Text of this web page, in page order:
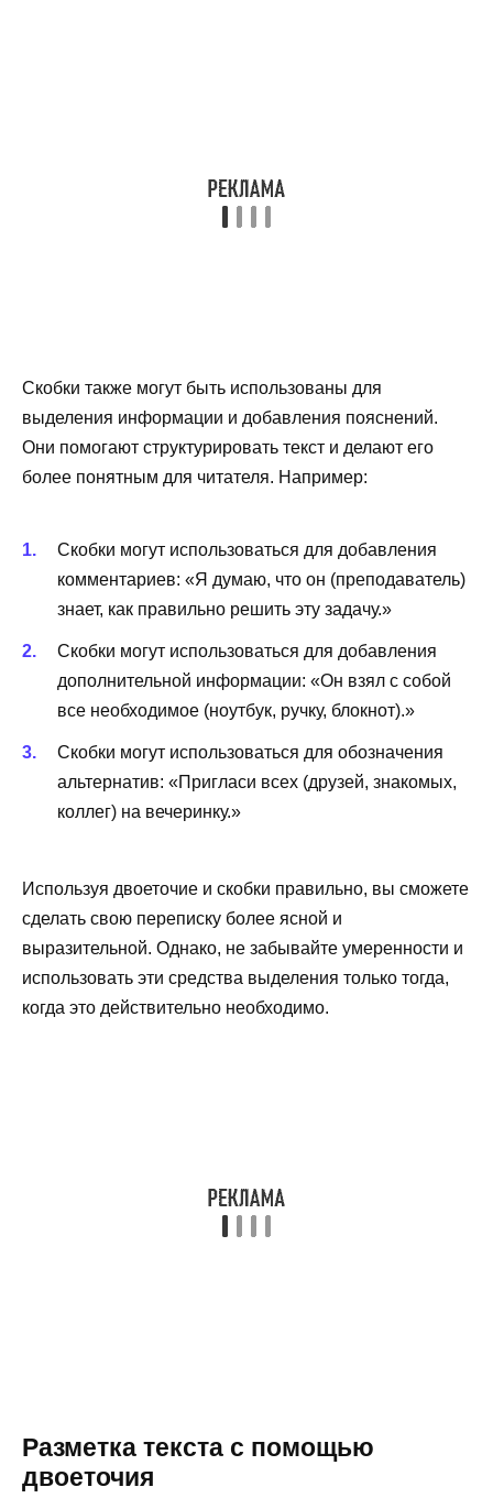
Скобки также могут быть использованы для
выделения информации и добавления пояснений.
Они помогают структурировать текст и делают его
более понятным для читателя. Например:
Скобки могут использоваться для добавления
комментариев: «Я думаю, что он (преподаватель)
знает, как правильно решить эту задачу.»
Скобки могут использоваться для добавления
дополнительной информации: «Он взял с собой
все необходимое (ноутбук, ручку, блокнот).»
Скобки могут использоваться для обозначения
альтернатив: «Пригласи всех (друзей, знакомых,
коллег) на вечеринку.»
Используя двоеточие и скобки правильно, вы сможете
сделать свою переписку более ясной и
выразительной. Однако, не забывайте умеренности и
использовать эти средства выделения только тогда,
когда это действительно необходимо.
Разметка текста с помощью
двоеточия